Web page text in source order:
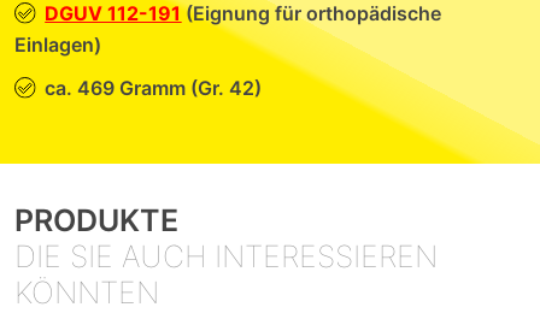
DGUV 112-191(Eignung für orthopädische
Einlagen)
ca. 469 Gramm (Gr. 42)
PRODUKTE
DIE SIE AUCH INTERESSIEREN
KÖNNTEN